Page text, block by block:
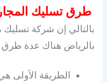
طرق تسليك
بالتالي إن شركة
بالرياض هناك عدة طرق
الطريقة